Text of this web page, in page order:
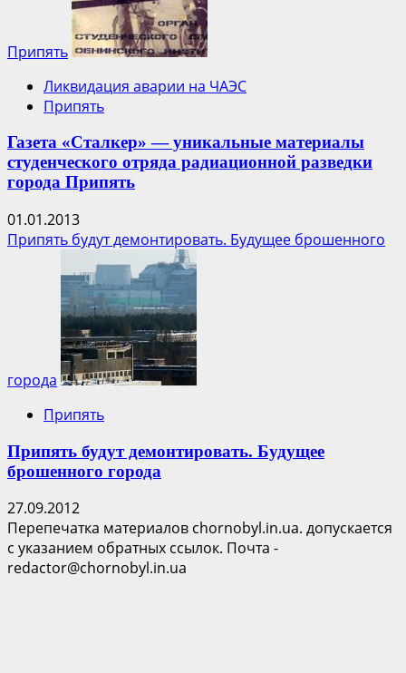
Припять
Ликвидация аварии на ЧАЭС
Припять
Газета «Сталкер» — уникальные материалы
студенческого отряда радиационной разведки
города Припять
01.01.2013
Припять будут демонтировать. Будущее брошенного
города
Припять
Припять будут демонтировать. Будущее
брошенного города
27.09.2012
Перепечатка материалов chornobyl.in.ua. допускается
с указанием обратных ссылок. Почта -
redactor@chornobyl.in.ua